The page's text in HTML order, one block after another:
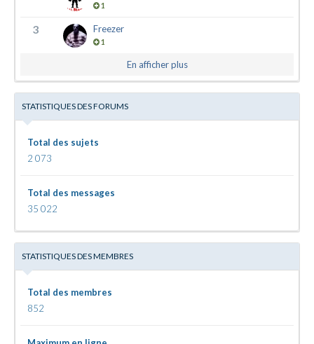
1
3 Freezer
1
En afficher plus
STATISTIQUES DES FORUMS
Total des sujets
2 073
Total des messages
35 022
STATISTIQUES DES MEMBRES
Total des membres
852